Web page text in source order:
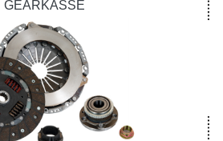
GEARKASSE